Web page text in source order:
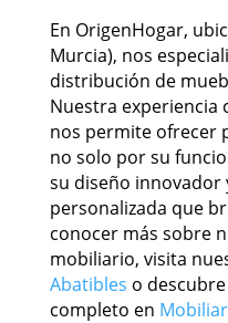
En OrigenHogar,
Murcia), nos
distribución de
Nuestra experiencia
nos permite ofrecer
no solo por su
su diseño innovador
personalizada que
conocer más sobre
mobiliario, visita
Abatibles o
completo en